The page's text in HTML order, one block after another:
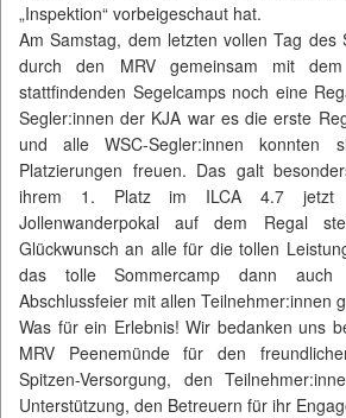
„Inspektion“ vorbeigeschaut hat.
Am Samstag, dem letzten vollen Tag des
durch den MRV gemeinsam mit
stattfindenden Segelcamps noch eine
Segler:innen der KJA war es die erste
und alle WSC-Segler:innen
Platzierungen freuen. Das galt
ihrem 1. Platz im ILCA 4.7
Jollenwanderpokal auf dem Regal
Glückwunsch an alle für die tollen
das tolle Sommercamp dann
Abschlussfeier mit allen Teilnehmer:innen
Was für ein Erlebnis! Wir bedanken uns
MRV Peenemünde für den
Spitzen-Versorgung, den
Unterstützung, den Betreuern für ihr